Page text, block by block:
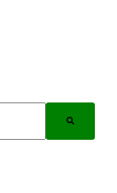
automática incluído.